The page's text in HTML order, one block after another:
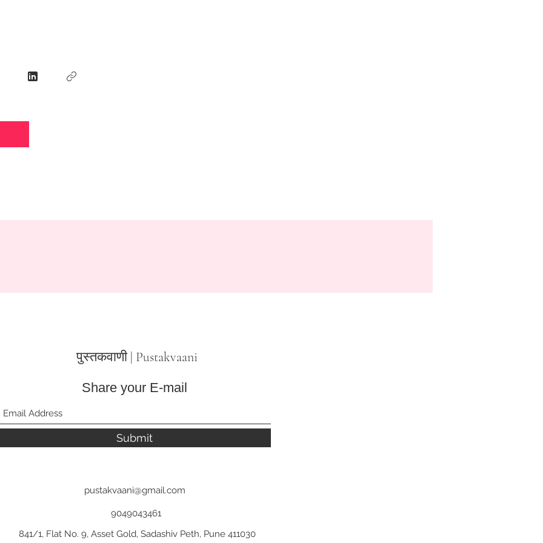
पुस्तकवाणी | Pustakvaani
Share your E-mail
Submit
pustakvaani@gmail.com
9049043461
841/1, Flat No. 9, Asset Gold, Sadashiv Peth, Pune 411030